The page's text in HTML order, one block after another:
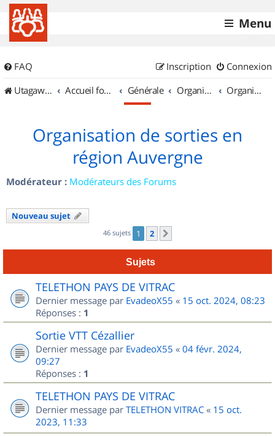
Menu
FAQ Connexion
Inscription
UtagawaVTT (Randos VTT et VTTAE avec traces GPS)
Accueil forum Générale Organisation de sorties & Recherche de partenaires Organisation de sorties en région Auvergne
Organisation de sorties en
région Auvergne
Modérateur : Modérateurs des Forums
Nouveau sujet
46 sujets 1 2
Sujets
TELETHON PAYS DE VITRAC
Dernier message par EvadeoX55 « 15 oct. 2024, 08:23
Réponses : 1
Sortie VTT Cézallier
Dernier message par EvadeoX55 « 04 févr. 2024,
09:27
Réponses : 1
TELETHON PAYS DE VITRAC
Dernier message par TELETHON VITRAC « 15 oct.
2023, 11:33